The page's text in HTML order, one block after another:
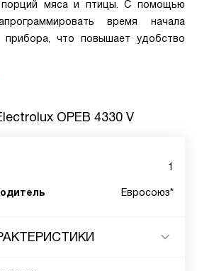
мяса и птицы. С помощью
время начала
что повышает удобство
OPEB 4330 V
1
Евросоюз*